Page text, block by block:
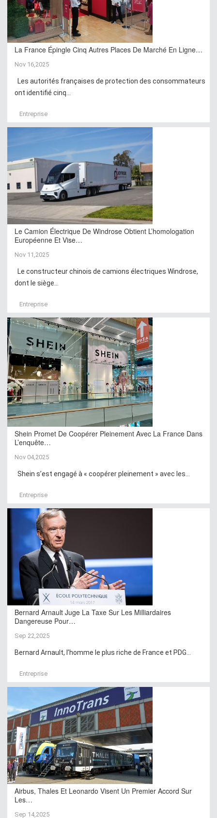
La France Épingle Cinq Autres Places De Marché En Ligne…
Nov 16,2025
Les autorités françaises de protection des consommateurs
ont identifié cinq...
Entreprise
Le Camion Électrique De Windrose Obtient L’homologation
Européenne Et Vise…
Nov 11,2025
Le constructeur chinois de camions électriques Windrose,
dont le siège...
Entreprise
Shein Promet De Coopérer Pleinement Avec La France Dans
L’enquête…
Nov 04,2025
Shein s’est engagé à « coopérer pleinement » avec les...
Entreprise
Bernard Arnault Juge La Taxe Sur Les Milliardaires
Dangereuse Pour…
Sep 22,2025
Bernard Arnault, l’homme le plus riche de France et PDG...
Entreprise
Airbus, Thales Et Leonardo Visent Un Premier Accord Sur
Les…
Sep 14,2025